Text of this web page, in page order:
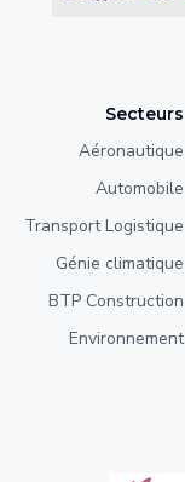
Secteurs
Aéronautique
Automobile
Transport Logistique
Génie climatique
BTP Construction
Environnement